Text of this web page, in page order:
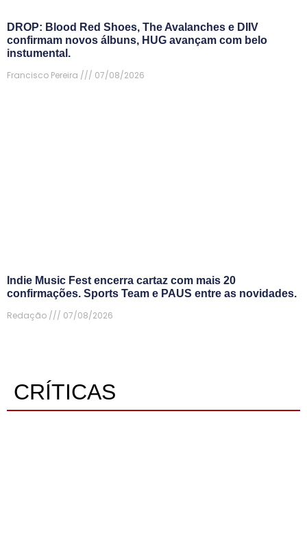
DROP: Blood Red Shoes, The Avalanches e DIIV
confirmam novos álbuns, HUG avançam com belo
instumental.
Francisco Pereira
07/08/2026
Indie Music Fest encerra cartaz com mais 20
confirmações. Sports Team e PAUS entre as novidades.
Redação
07/08/2026
CRÍTICAS